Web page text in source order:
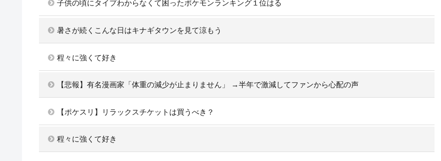
子供の頃にタイプわからなくて困ったポケモンランキング１位はる
暑さが続くこんな日はキナギタウンを見て涼もう
程々に強くて好き
【悲報】有名漫画家「体重の減少が止まりません」 →半年で激減してファンから心配の声
【ポケスリ】リラックスチケットは買うべき？
程々に強くて好き